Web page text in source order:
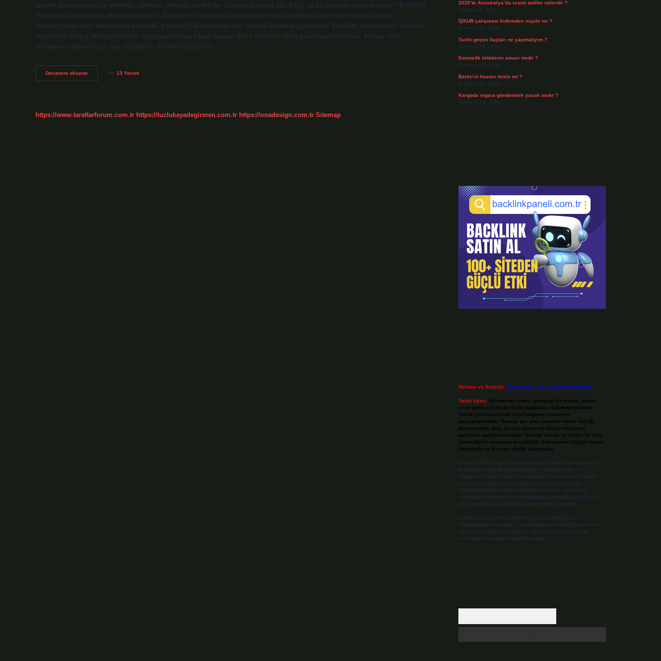
kişinin tavırlarını analiz ederken, zihnimiz ardında sürekli bir işleyişle kararlar alır. Peki, ya bu kararları nasıl alıyoruz? Endüktif
düşünme dediğimizde aklımıza ne gelir? Bilişsel ve duygusal süreçlerimizin nasıl şekillendiğini ve bu sürecin insan
davranışlarını nasıl etkilediğini anlamak, psikolojik dünyamızda bizi önemli keşiflere götürebilir. Endüktif düşünmenin insanlar
arasındaki sosyal etkileşimlerden, duygusal zekâya kadar uzanan derin etkilerini daha yakından incelemek, bizlere içsel
dünyamız hakkında çok şey öğretebilir. Endüktif Düşünme…
Devamını okuyunEndüktif
ne
13 Yorum
https://www.taraftarforum.com.tr https://tuzlukayadegirmen.com.tr https://onadesign.com.tr Sitemap
2025’te Avustralya’da resmi tatiller nelerdir ?
Ağustos 3, 2026
İŞKUR çalışması kıdemden sayılır mı ?
Temmuz 30, 2026
Tarihi geçen ilaçları ne yapmalıyım ?
Temmuz 28, 2026
Kozmetik ürünlerin amacı nedir ?
Temmuz 26, 2026
Bartın’ın havası temiz mi ?
Temmuz 25, 2026
Kargoda sigara göndermek yasak mıdır ?
Temmuz 24, 2026
Reklam ve İletişim: Skype: live:.cid.575569c608265c69
Yasal Uyarı: Bu internet sitesi, herhangi bir marka, kurum
veya şahıs şirketi ile hiçbir bağlantısı bulunmamaktadır.
Sitede yalnızca kendi hazırladığımız makaleler
paylaşılmaktadır. Burada yer alan içerikler haber niteliği
taşımamakta olup, gerçek kurum ve kişiler hakkında
paylaşım yapılmamaktadır. Gerçek kurum ve kişiler ile isim
benzerlikleri tamamen tesadüfidir. Sitemizdeki bilgiler taslak
halindedir ve tavsiye niteliği taşımazlar.
Sitemiz, 5651 Sayılı Kanun gereğince Bilgi Teknolojileri ve
İletişim Kurumu (BTK) tarafından onaylanmış bir Yer
Sağlayıcı olarak hizmet vermektedir. Bu nedenle, sitedeki
içerikleri proaktif olarak denetleme veya araştırma
yükümlülüğümüz bulunmamaktadır. Ancak, üyelerimiz
yazdıkları içeriklerin sorumluluğunu taşımakta olup, siteye
üye olarak bu sorumluluğu kabul etmiş sayılırlar.
Hukuka ve yasal düzenlemelere aykırı olduğunu
düşündüğünüz içerikleri,
backlinkpanelicomtr@gmail.com
adresine bildirmeniz halinde, ilgili içerikler yasal süre
içerisinde sitemizden kaldırılacaktır.